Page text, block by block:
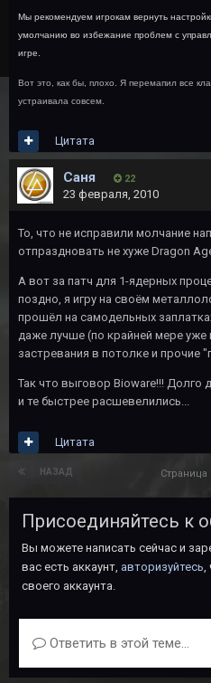
Мы рекомендуем игрокам вернуть
умолчанию во избежание проблем с
игре.
Вот это, как бы, плохо. Я перемапил все
устраивала совсем.
Цитата
Саня 22
23 февраля, 2010
То, что не исправили молчание
отпраздновать не хуже Dragon
А вот за патч для 1-ядерных
поздно, я игру на своём
прошёл на самодельных
даже лучше (по крайней мере уже
застревания в потолке и прочие
Так что выговор Bioware!!! Долго
и те быстрее расшевелились...
Цитата
НАЗАД Страница
Присоединяйтесь к
Вы можете написать сейчас и
вас есть аккаунт, авторизуйтесь,
своего аккаунта.
Ответить в этой теме...